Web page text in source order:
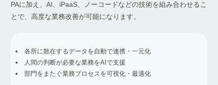
PAに加え、AI、iPaaS、ノーコードなどの技術を組み合わせるこ
とで、高度な業務改善が可能になります。
各所に散在するデータを自動で連携・一元化
人間の判断が必要な業務をAIで支援
部門をまたぐ業務プロセスを可視化・最適化